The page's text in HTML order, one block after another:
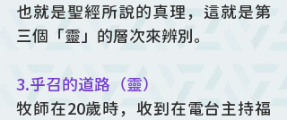
也就是聖經所說的真理，這就是第
三個「靈」的層次來辨別。
3.乎召的道路（靈）
牧師在20歲時，收到在電台主持福